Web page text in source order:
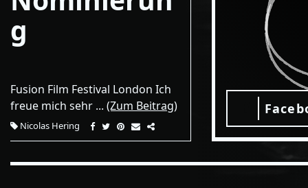
g
Fusion Film Festival London Ich
freue mich sehr ... (Zum Beitrag)
Nicolas Hering